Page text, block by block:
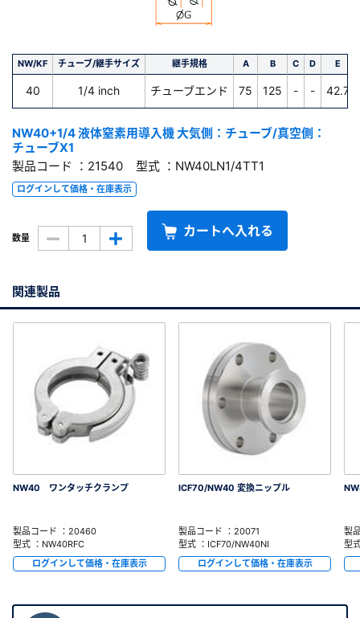
NW/KF チューブ/継手サイズ 継手規格 A B C D E
40 1/4 inch チューブエンド 75 125 - - 42.7
NW40+1/4 液体窒素用導入機 大気側：チューブ/真空側：
チューブX1
製品コード ：21540 型式 ：NW40LN1/4TT1
ログインして価格・在庫表示
数量 カートへ入れる
関連製品
NW40 ワンタッチクランプ
製品コード ：20460
型式 ：NW40RFC
ログインして価格・在庫表示
ICF70/NW40 変換ニップル
製品コード ：20071
型式 ：ICF70/NW40NI
ログインして価格・在庫表示
製
型